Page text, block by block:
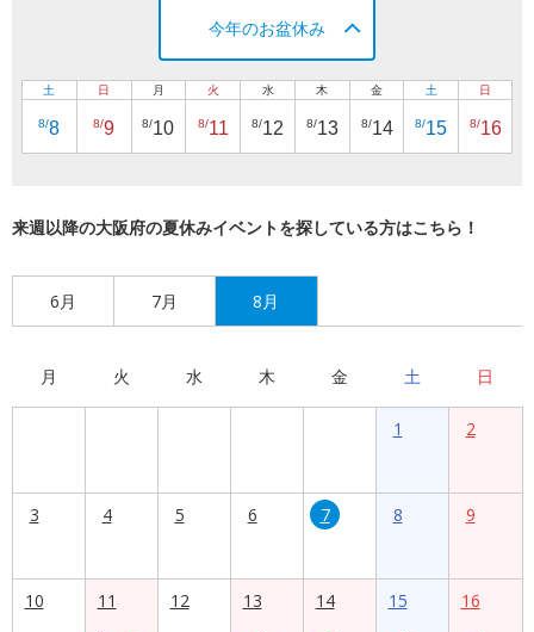
今年のお盆休み
土
8/8
日
8/9
月
8/10
火
8/11
水
8/12
木
8/13
金
8/14
土
8/15
日
8/16
来週以降の大阪府の夏休みイベントを探している方はこちら！
6月 7月 8月
月 火 水 木 金 土 日
1 2
3 4 5 6 7 8 9
10
11
12
13
14
15
16